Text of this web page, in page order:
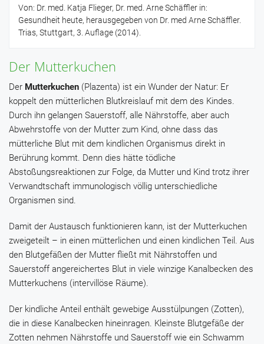
Von: Dr. med. Katja Flieger, Dr. med. Arne Schäffler in:
Gesundheit heute, herausgegeben von Dr. med Arne Schäffler.
Trias, Stuttgart, 3. Auflage (2014).
Der Mutterkuchen
Der Mutterkuchen (Plazenta) ist ein Wunder der Natur: Er
koppelt den mütterlichen Blutkreislauf mit dem des Kindes.
Durch ihn gelangen Sauerstoff, alle Nährstoffe, aber auch
Abwehrstoffe von der Mutter zum Kind, ohne dass das
mütterliche Blut mit dem kindlichen Organismus direkt in
Berührung kommt. Denn dies hätte tödliche
Abstoßungsreaktionen zur Folge, da Mutter und Kind trotz ihrer
Verwandtschaft immunologisch völlig unterschiedliche
Organismen sind.
Damit der Austausch funktionieren kann, ist der Mutterkuchen
zweigeteilt – in einen mütterlichen und einen kindlichen Teil. Aus
den Blutgefäßen der Mutter fließt mit Nährstoffen und
Sauerstoff angereichertes Blut in viele winzige Kanalbecken des
Mutterkuchens (intervillöse Räume).
Der kindliche Anteil enthält gewebige Ausstülpungen (Zotten),
die in diese Kanalbecken hineinragen. Kleinste Blutgefäße der
Zotten nehmen Nährstoffe und Sauerstoff wie ein Schwamm